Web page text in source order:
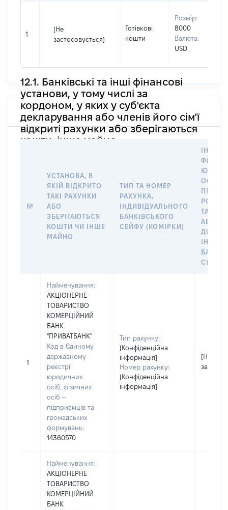
1
[Не
застосовується]
Готівкові
кошти
Розмір:
8000
Валюта:
USD
12.1. Банківські та інші фінансові
установи, у тому числі за
кордоном, у яких у суб'єкта
декларування або членів його сім'ї
відкриті рахунки або зберігаються
кошти, інше майно
№
УСТАНОВА, В
ЯКІЙ ВІДКРИТО
ТАКІ РАХУНКИ
АБО
ЗБЕРІГАЮТЬСЯ
КОШТИ ЧИ ІНШЕ
МАЙНО
ТИП ТА НОМЕР
РАХУНКА,
ІНДИВІДУАЛЬНОГО
БАНКІВСЬКОГО
СЕЙФУ (КОМІРКИ)
ПРАВО
ТАКИМ
АБО
ДО
СЕЙФУ
1
Найменування:
АКЦІОНЕРНЕ
ТОВАРИСТВО
КОМЕРЦІЙНИЙ
БАНК
"ПРИВАТБАНК"
Код в Єдиному
державному
реєстрі
юридичних
осіб, фізичних
осіб –
підприємців та
громадських
формувань:
14360570
Тип рахунку:
[Конфіденційна
інформація]
Номер рахунку:
[Конфіденційна
інформація]
[Не
Найменування:
АКЦІОНЕРНЕ
ТОВАРИСТВО
КОМЕРЦІЙНИЙ
БАНК